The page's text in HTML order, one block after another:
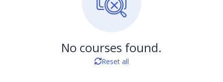
No courses found.
Reset all